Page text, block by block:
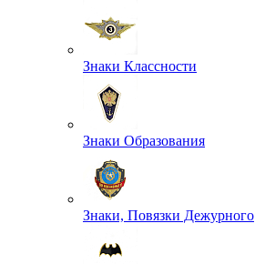
Знаки Классности
Знаки Образования
Знаки, Повязки Дежурного